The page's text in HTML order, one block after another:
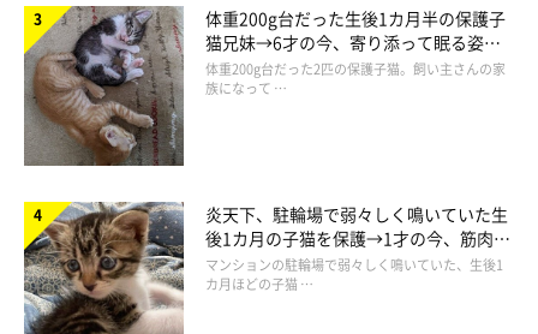
2002年9月10日ー2019年9月20
てんてん
通称てんちゃん。うにまむ家初の小ぶりな女のコは、生まれなが
らのアイドル気質！ 今日もみんなを虜にすべく『カワイイ』を
2013年8月1日生まれ(推定)
ムームー
我が家初の単色！シャルトリューの男のコ。まだまだ子猫ちゃん
体重200g台だった生後1カ月半の保護子
猫兄妹→6才の今、寄り添って眠る姿に
ほっこり！
体重200g台だった2匹の保護子猫。飼い主さんの家
族になって …
炎天下、駐輪場で弱々しく鳴いていた生
後1カ月の子猫を保護→1才の今、筋肉質
でツンデレなコに成長
マンションの駐輪場で弱々しく鳴いていた、生後1
カ月ほどの子猫 …